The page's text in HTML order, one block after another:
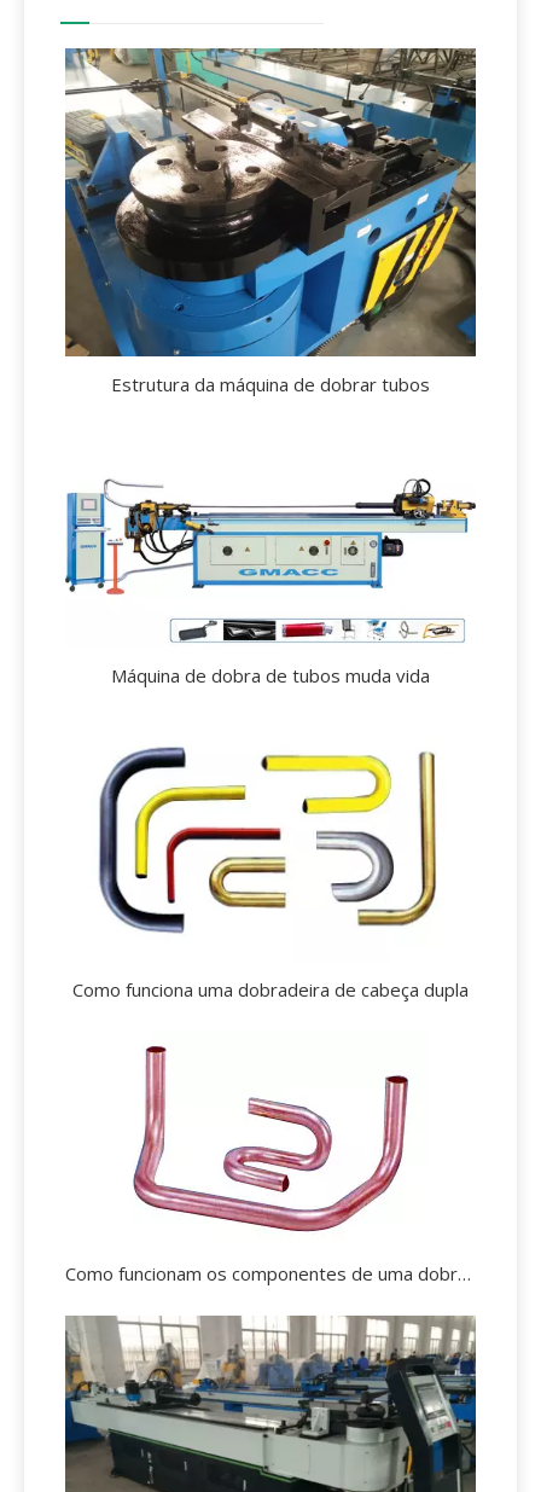
Estrutura da máquina de dobrar tubos
Máquina de dobra de tubos muda vida
Como funciona uma dobradeira de cabeça dupla
Como funcionam os componentes de uma dobradeira de tubos?